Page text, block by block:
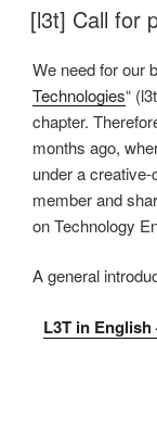
AM
[l3t] Call for
We need for our
Technologies“
chapter.
months ago,
under a
member and
on Technology
A general
L3T in